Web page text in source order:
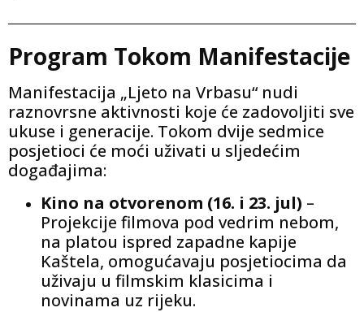
Program Tokom Manifestacije
Manifestacija „Ljeto na Vrbasu“ nudi
raznovrsne aktivnosti koje će zadovoljiti sve
ukuse i generacije. Tokom dvije sedmice
posjetioci će moći uživati ​​u sljedećim
događajima:
Kino na otvorenom (16. i 23. jul) –
Projekcije filmova pod vedrim nebom,
na platou ispred zapadne kapije
Kaštela, omogućavaju posjetiocima da
uživaju u filmskim klasicima i
novinama uz rijeku.